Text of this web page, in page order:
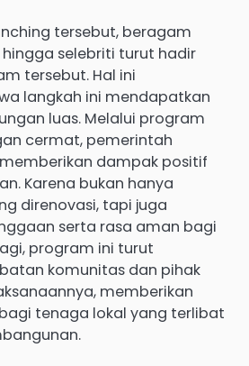
tersebut, beragam
selebriti turut hadir
tersebut. Hal ini
langkah ini mendapatkan
luas. Melalui program
cermat, pemerintah
dampak positif
Karena bukan hanya
direnovasi, tapi juga
serta rasa aman bagi
program ini turut
komunitas dan pihak
memberikan
tenaga lokal yang terlibat